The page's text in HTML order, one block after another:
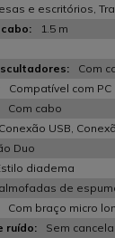
e escritórios,
1.5 m
Com
Compatível com PC
Com cabo
Conexão USB,
Duo
diadema
de
Com braço micro
Sem